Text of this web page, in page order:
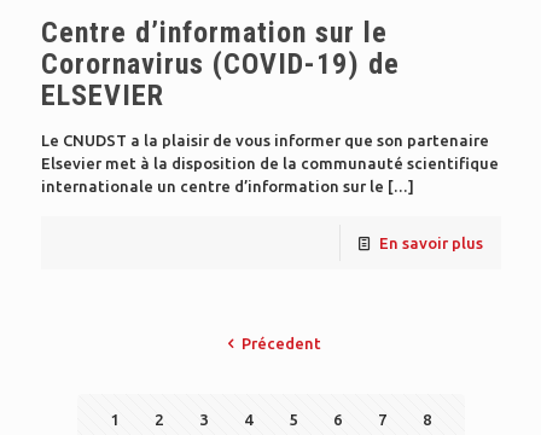
Centre d’information sur le
Corornavirus (COVID-19) de
ELSEVIER
Le CNUDST a la plaisir de vous informer que son partenaire
Elsevier met à la disposition de la communauté scientifique
internationale un centre d’information sur le […]
En savoir plus
Précedent
1 2 3 4 5 6 7 8